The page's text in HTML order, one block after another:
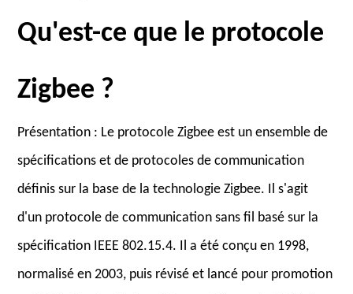
Qu'est-ce que le protocole
Zigbee ?
Présentation : Le protocole Zigbee est un ensemble de
spécifications et de protocoles de communication
définis sur la base de la technologie Zigbee. Il s'agit
d'un protocole de communication sans fil basé sur la
spécification IEEE 802.15.4. Il a été conçu en 1998,
normalisé en 2003, puis révisé et lancé pour promotion